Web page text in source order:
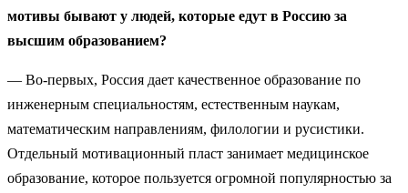
мотивы бывают у людей, которые едут в Россию за
высшим образованием?
— Во-первых, Россия дает качественное образование по
инженерным специальностям, естественным наукам,
математическим направлениям, филологии и русистики.
Отдельный мотивационный пласт занимает медицинское
образование, которое пользуется огромной популярностью за